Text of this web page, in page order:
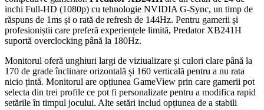
inchi Full-HD (1080p) cu tehnologie NVIDIA G-Sync, un timp de
răspuns de 1ms și o rată de refresh de 144Hz. Pentru gamerii și
profesioniștii care preferă experiențele limită, Predator XB241H
suportă overclocking până la 180Hz.
Monitorul oferă unghiuri largi de viziualizare și culori clare până la
170 de grade înclinare orizontală și 160 verticală pentru a nu rata
nicio țintă. Monitorul are opțiunea GameView prin care gamerii pot
selecta din trei profile ce pot fi personalizate pentru a modifica rapid
setările în timpul jocului. Alte setări includ opțiunea de a stabili